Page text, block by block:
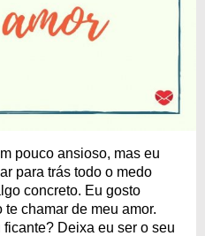
pouco ansioso, mas eu
para trás todo o medo
concreto. Eu gosto
chamar de meu amor.
Deixa eu ser o seu